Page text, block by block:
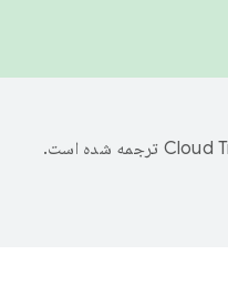
ترجمه شده است.